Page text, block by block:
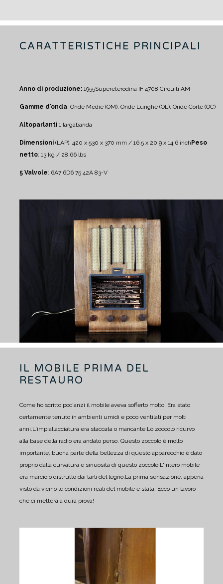
CARATTERISTICHE PRINCIPALI
Anno di produzione: 1955Supereterodina IF 4708 Circuiti AM
Gamme d'onda: Onde Medie (OM), Onde Lunghe (OL), Onde Corte (OC)
Altoparlanti:1 largabanda
Dimensioni (LAP): 420 x 530 x 370 mm / 16.5 x 20.9 x 14.6 inch Peso
netto: 13 kg / 28,66 lbs
5 Valvole: 6A7 6D6 75 42A 83-V
IL MOBILE PRIMA DEL
RESTAURO
Come ho scritto poc'anzi il mobile aveva sofferto molto. Era stato
certamente tenuto in ambienti umidi e poco ventilati per molti
anni. L'impiallacciatura era staccata o mancante. Lo zoccolo ricurvo
alla base della radio era andato perso. Questo zoccolo è molto
importante, buona parte della bellezza di questo apparecchio è dato
proprio dalla curvatura e sinuosità di questo zoccolo. L'intero mobile
era marcio o distrutto dai tarli del legno. La prima sensazione, appena
visto da vicino le condizioni reali del mobile è stata: Ecco un lavoro
che ci metterà a dura prova!